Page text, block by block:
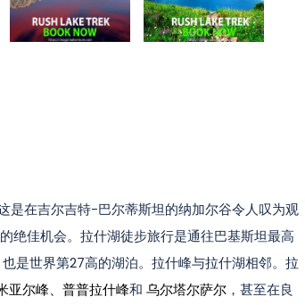
在吉尔吉特-巴尔蒂斯坦的纳加尔谷令人叹为观
绝佳机会。拉什湖徒步旅行是通往巴基斯坦最高
是世界第27高的湖泊。拉什峰与拉什湖相邻。拉
亚尔峰、普普拉什峰和 乌尔塔尔萨尔 ，甚至在良